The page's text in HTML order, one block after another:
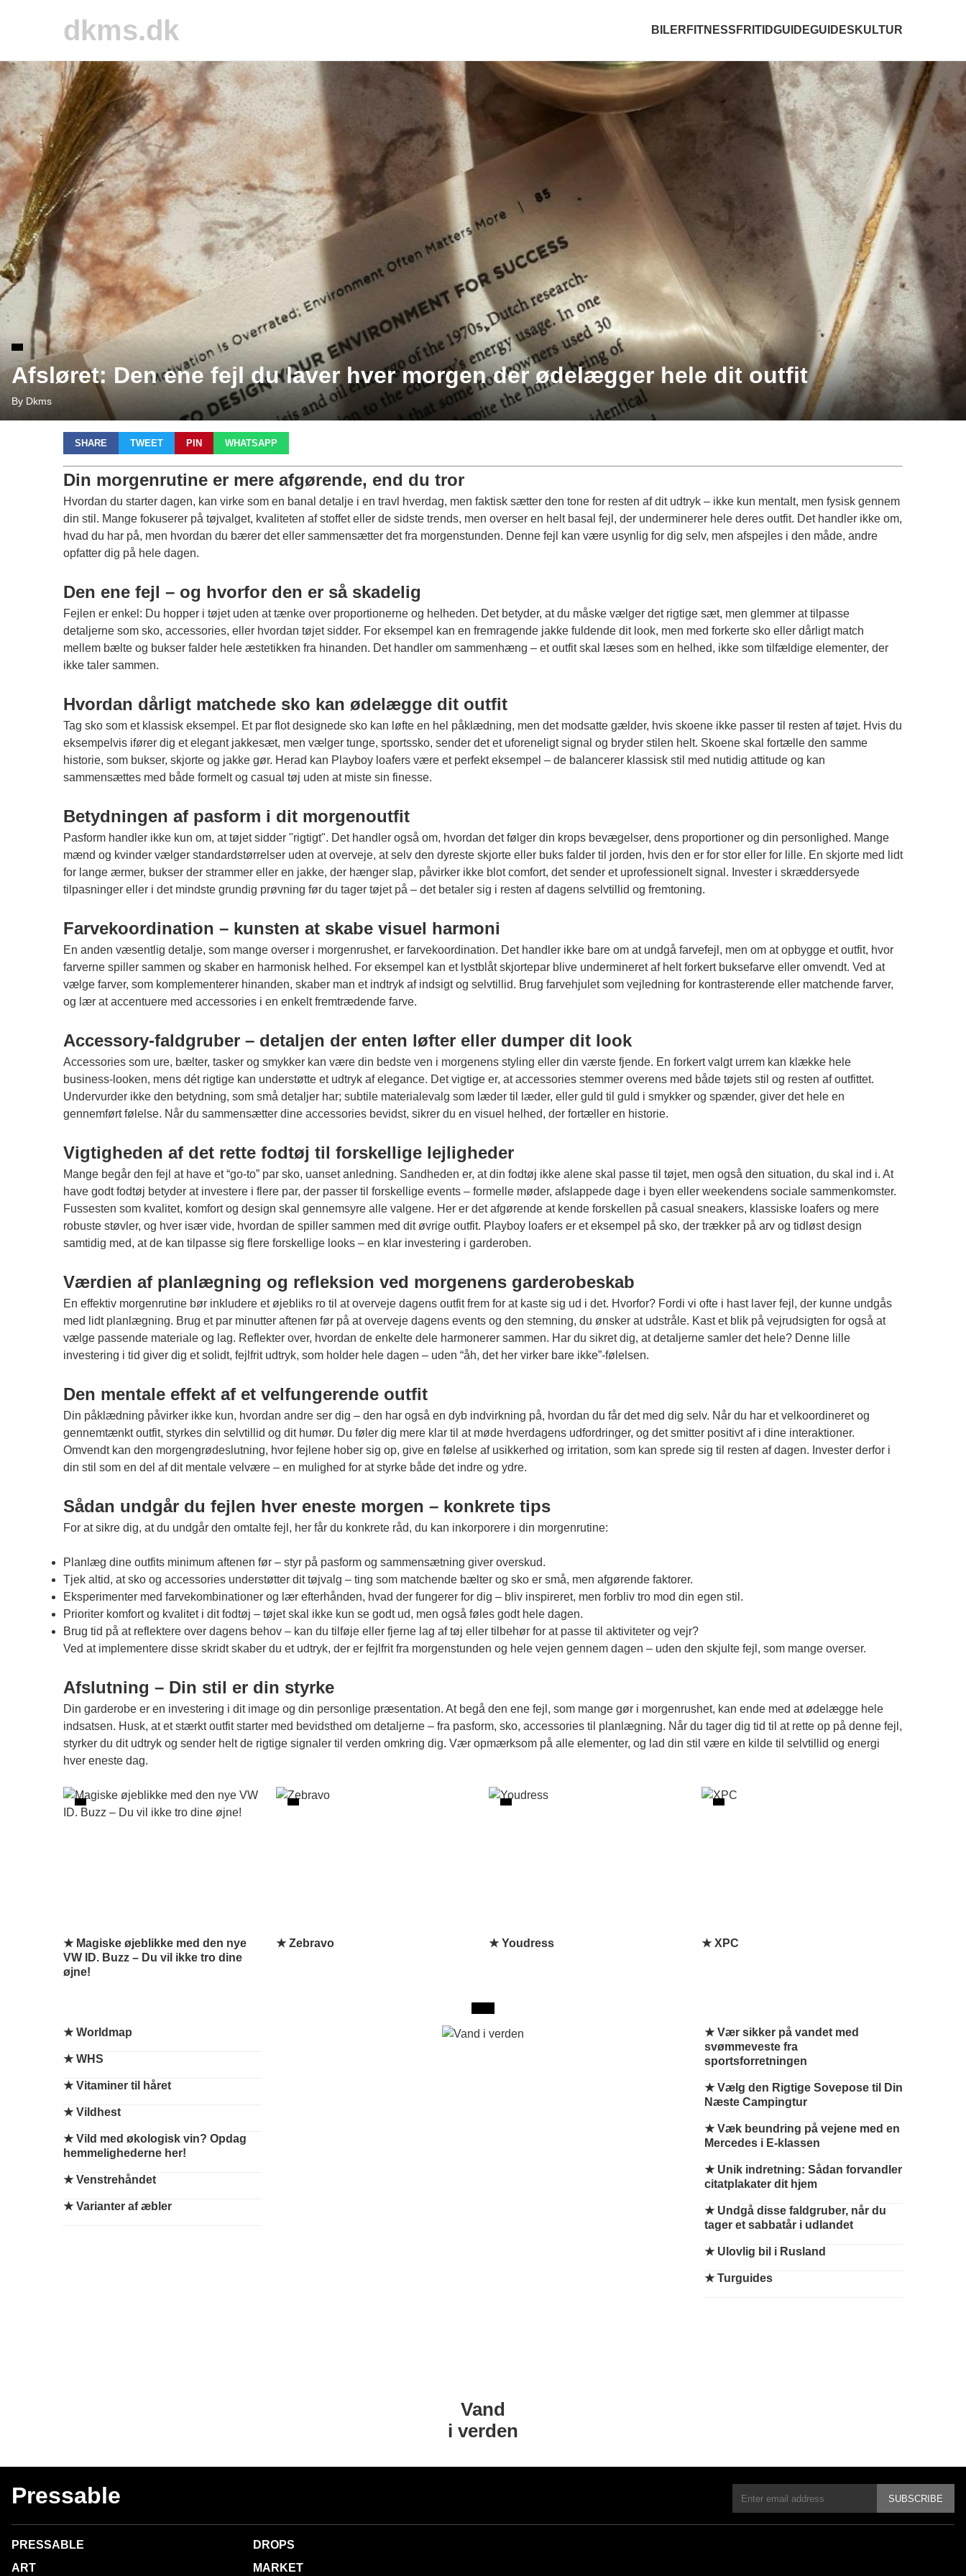
dkms.dk BILER FITNESS FRITIDGUIDEGUIDES KULTUR
Afsløret: Den ene fejl du laver hver morgen der ødelægger hele dit outfit
By Dkms
SHARE TWEET PIN WHATSAPP
Din morgenrutine er mere afgørende, end du tror
Hvordan du starter dagen, kan virke som en banal detalje i en travl hverdag, men faktisk sætter den tone for resten af dit udtryk – ikke kun mentalt, men fysisk gennem
din stil. Mange fokuserer på tøjvalget, kvaliteten af stoffet eller de sidste trends, men overser en helt basal fejl, der underminerer hele deres outfit. Det handler ikke om,
hvad du har på, men hvordan du bærer det eller sammensætter det fra morgenstunden. Denne fejl kan være usynlig for dig selv, men afspejles i den måde, andre
opfatter dig på hele dagen.
Den ene fejl – og hvorfor den er så skadelig
Fejlen er enkel: Du hopper i tøjet uden at tænke over proportionerne og helheden. Det betyder, at du måske vælger det rigtige sæt, men glemmer at tilpasse
detaljerne som sko, accessories, eller hvordan tøjet sidder. For eksempel kan en fremragende jakke fuldende dit look, men med forkerte sko eller dårligt match
mellem bælte og bukser falder hele æstetikken fra hinanden. Det handler om sammenhæng – et outfit skal læses som en helhed, ikke som tilfældige elementer, der
ikke taler sammen.
Hvordan dårligt matchede sko kan ødelægge dit outfit
Tag sko som et klassisk eksempel. Et par flot designede sko kan løfte en hel påklædning, men det modsatte gælder, hvis skoene ikke passer til resten af tøjet. Hvis du
eksempelvis ifører dig et elegant jakkesæt, men vælger tunge, sportssko, sender det et uforeneligt signal og bryder stilen helt. Skoene skal fortælle den samme
historie, som bukser, skjorte og jakke gør. Herad kan Playboy loafers være et perfekt eksempel – de balancerer klassisk stil med nutidig attitude og kan
sammensættes med både formelt og casual tøj uden at miste sin finesse.
Betydningen af pasform i dit morgenoutfit
Pasform handler ikke kun om, at tøjet sidder "rigtigt". Det handler også om, hvordan det følger din krops bevægelser, dens proportioner og din personlighed. Mange
mænd og kvinder vælger standardstørrelser uden at overveje, at selv den dyreste skjorte eller buks falder til jorden, hvis den er for stor eller for lille. En skjorte med lidt
for lange ærmer, bukser der strammer eller en jakke, der hænger slap, påvirker ikke blot comfort, det sender et uprofessionelt signal. Invester i skræddersyede
tilpasninger eller i det mindste grundig prøvning før du tager tøjet på – det betaler sig i resten af dagens selvtillid og fremtoning.
Farvekoordination – kunsten at skabe visuel harmoni
En anden væsentlig detalje, som mange overser i morgenrushet, er farvekoordination. Det handler ikke bare om at undgå farvefejl, men om at opbygge et outfit, hvor
farverne spiller sammen og skaber en harmonisk helhed. For eksempel kan et lystblåt skjortepar blive undermineret af helt forkert buksefarve eller omvendt. Ved at
vælge farver, som komplementerer hinanden, skaber man et indtryk af indsigt og selvtillid. Brug farvehjulet som vejledning for kontrasterende eller matchende farver,
og lær at accentuere med accessories i en enkelt fremtrædende farve.
Accessory-faldgruber – detaljen der enten løfter eller dumper dit look
Accessories som ure, bælter, tasker og smykker kan være din bedste ven i morgenens styling eller din værste fjende. En forkert valgt urrem kan klække hele
business-looken, mens dét rigtige kan understøtte et udtryk af elegance. Det vigtige er, at accessories stemmer overens med både tøjets stil og resten af outfittet.
Undervurder ikke den betydning, som små detaljer har; subtile materialevalg som læder til læder, eller guld til guld i smykker og spænder, giver det hele en
gennemført følelse. Når du sammensætter dine accessories bevidst, sikrer du en visuel helhed, der fortæller en historie.
Vigtigheden af det rette fodtøj til forskellige lejligheder
Mange begår den fejl at have et “go-to” par sko, uanset anledning. Sandheden er, at din fodtøj ikke alene skal passe til tøjet, men også den situation, du skal ind i. At
have godt fodtøj betyder at investere i flere par, der passer til forskellige events – formelle møder, afslappede dage i byen eller weekendens sociale sammenkomster.
Fussesten som kvalitet, komfort og design skal gennemsyre alle valgene. Her er det afgørende at kende forskellen på casual sneakers, klassiske loafers og mere
robuste støvler, og hver især vide, hvordan de spiller sammen med dit øvrige outfit. Playboy loafers er et eksempel på sko, der trækker på arv og tidløst design
samtidig med, at de kan tilpasse sig flere forskellige looks – en klar investering i garderoben.
Værdien af planlægning og refleksion ved morgenens garderobeskab
En effektiv morgenrutine bør inkludere et øjebliks ro til at overveje dagens outfit frem for at kaste sig ud i det. Hvorfor? Fordi vi ofte i hast laver fejl, der kunne undgås
med lidt planlægning. Brug et par minutter aftenen før på at overveje dagens events og den stemning, du ønsker at udstråle. Kast et blik på vejrudsigten for også at
vælge passende materiale og lag. Reflekter over, hvordan de enkelte dele harmonerer sammen. Har du sikret dig, at detaljerne samler det hele? Denne lille
investering i tid giver dig et solidt, fejlfrit udtryk, som holder hele dagen – uden “åh, det her virker bare ikke”-følelsen.
Den mentale effekt af et velfungerende outfit
Din påklædning påvirker ikke kun, hvordan andre ser dig – den har også en dyb indvirkning på, hvordan du får det med dig selv. Når du har et velkoordineret og
gennemtænkt outfit, styrkes din selvtillid og dit humør. Du føler dig mere klar til at møde hverdagens udfordringer, og det smitter positivt af i dine interaktioner.
Omvendt kan den morgengrødeslutning, hvor fejlene hober sig op, give en følelse af usikkerhed og irritation, som kan sprede sig til resten af dagen. Invester derfor i
din stil som en del af dit mentale velvære – en mulighed for at styrke både det indre og ydre.
Sådan undgår du fejlen hver eneste morgen – konkrete tips
For at sikre dig, at du undgår den omtalte fejl, her får du konkrete råd, du kan inkorporere i din morgenrutine:
Planlæg dine outfits minimum aftenen før – styr på pasform og sammensætning giver overskud.
Tjek altid, at sko og accessories understøtter dit tøjvalg – ting som matchende bælter og sko er små, men afgørende faktorer.
Eksperimenter med farvekombinationer og lær efterhånden, hvad der fungerer for dig – bliv inspireret, men forbliv tro mod din egen stil.
Prioriter komfort og kvalitet i dit fodtøj – tøjet skal ikke kun se godt ud, men også føles godt hele dagen.
Brug tid på at reflektere over dagens behov – kan du tilføje eller fjerne lag af tøj eller tilbehør for at passe til aktiviteter og vejr?
Ved at implementere disse skridt skaber du et udtryk, der er fejlfrit fra morgenstunden og hele vejen gennem dagen – uden den skjulte fejl, som mange overser.
Afslutning – Din stil er din styrke
Din garderobe er en investering i dit image og din personlige præsentation. At begå den ene fejl, som mange gør i morgenrushet, kan ende med at ødelægge hele
indsatsen. Husk, at et stærkt outfit starter med bevidsthed om detaljerne – fra pasform, sko, accessories til planlægning. Når du tager dig tid til at rette op på denne fejl,
styrker du dit udtryk og sender helt de rigtige signaler til verden omkring dig. Vær opmærksom på alle elementer, og lad din stil være en kilde til selvtillid og energi
hver eneste dag.
★ Magiske øjeblikke med den nye
VW ID. Buzz – Du vil ikke tro dine
øjne!
★ Zebravo ★ Youdress ★ XPC
★Worldmap
★WHS
★Vitaminer til håret
★Vildhest
★Vild med økologisk vin? Opdag
hemmelighederne her!
★Venstrehåndet
★Varianter af æbler
Vand
i verden
★Vær sikker på vandet med
svømmeveste fra
sportsforretningen
★Vælg den Rigtige Sovepose til Din
Næste Campingtur
★Væk beundring på vejene med en
Mercedes i E-klassen
★ Unik indretning: Sådan forvandler
citatplakater dit hjem
★ Undgå disse faldgruber, når du
tager et sabbatår i udlandet
★ Ulovlig bil i Rusland
★Turguides
Pressable SUBSCRIBE
PRESSABLE
ART
DROPS
MARKET